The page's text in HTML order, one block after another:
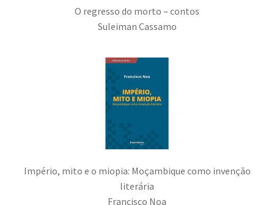
O regresso do morto – contos
Suleiman Cassamo
Império, mito e o miopia: Moçambique como invenção
literária
Francisco Noa